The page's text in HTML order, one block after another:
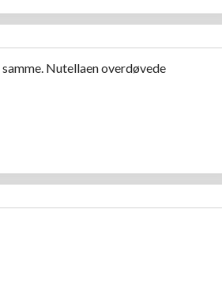
Nutellaen overdøvede